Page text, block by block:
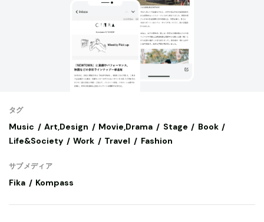
タグ
Music Art,Design Movie,Drama Stage
Book
Life&Society
Work Travel Fashion
サブメディア
Fika Kompass